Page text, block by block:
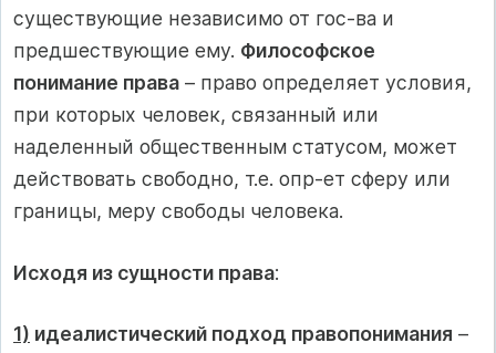
существующие независимо от гос-ва и
предшествующие ему. Философское
понимание права – право определяет условия,
при которых человек, связанный или
наделенный общественным статусом, может
действовать свободно, т.е. опр-ет сферу или
границы, меру свободы человека.
Исходя из сущности права:
1) идеалистический подход правопонимания –